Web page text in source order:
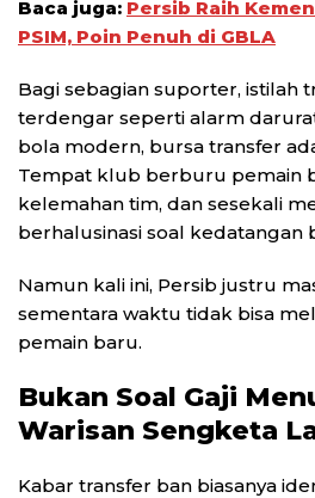
Baca juga: Persib Raih
PSIM, Poin Penuh di GBLA
Bagi sebagian suporter, istilah
terdengar seperti alarm
bola modern, bursa transfer
Tempat klub berburu pemain
kelemahan tim, dan sesekali
berhalusinasi soal kedatangan
Namun kali ini, Persib justru
sementara waktu tidak bisa
pemain baru.
Bukan Soal Gaji
Warisan Sengketa
Kabar transfer ban biasanya